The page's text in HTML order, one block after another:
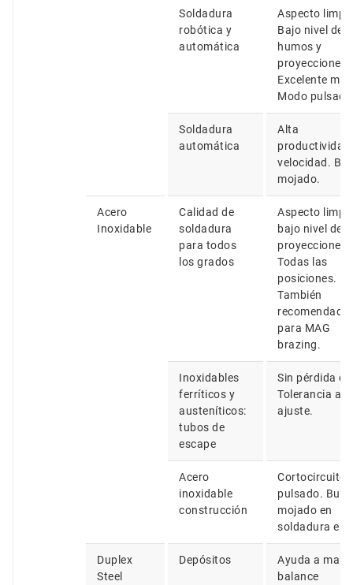
Soldadura
robótica y
automática
Aspecto
Bajo nivel de
humos y
proyecciones.
Excelente
Modo
Soldadura
automática
Alta
productividad
velocidad.
mojado.
Acero
Inoxidable
Calidad de
soldadura
para todos
los grados
Aspecto
bajo nivel de
proyecciones.
Todas las
posiciones.
También
recomendado
para MAG
brazing.
Inoxidables
ferríticos y
austeníticos:
tubos de
escape
Sin pérdida de
Tolerancia al
ajuste.
Acero
inoxidable
construcción
Cortocircuito
pulsado. Buen
mojado en
soldadura en
Duplex
Steel
Depósitos
Ayuda a
balance